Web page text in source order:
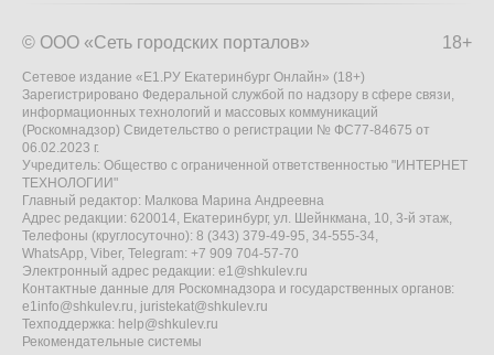
18+
© ООО «Сеть городских порталов»
Сетевое издание «Е1.РУ Екатеринбург Онлайн» (18+)
Зарегистрировано Федеральной службой по надзору в сфере связи,
информационных технологий и массовых коммуникаций
(Роскомнадзор) Свидетельство о регистрации № ФС77-84675 от
06.02.2023 г.
Учредитель: Общество с ограниченной ответственностью "ИНТЕРНЕТ
ТЕХНОЛОГИИ"
Главный редактор: Малкова Марина Андреевна
Адрес редакции: 620014, Екатеринбург, ул. Шейнкмана, 10, 3-й этаж,
Телефоны (круглосуточно): 8 (343) 379-49-95, 34-555-34,
WhatsApp, Viber, Telegram: +7 909 704-57-70
Электронный адрес редакции: e1@shkulev.ru
Контактные данные для Роскомнадзора и государственных органов:
e1info@shkulev.ru, juristekat@shkulev.ru
Техподдержка: help@shkulev.ru
Рекомендательные системы